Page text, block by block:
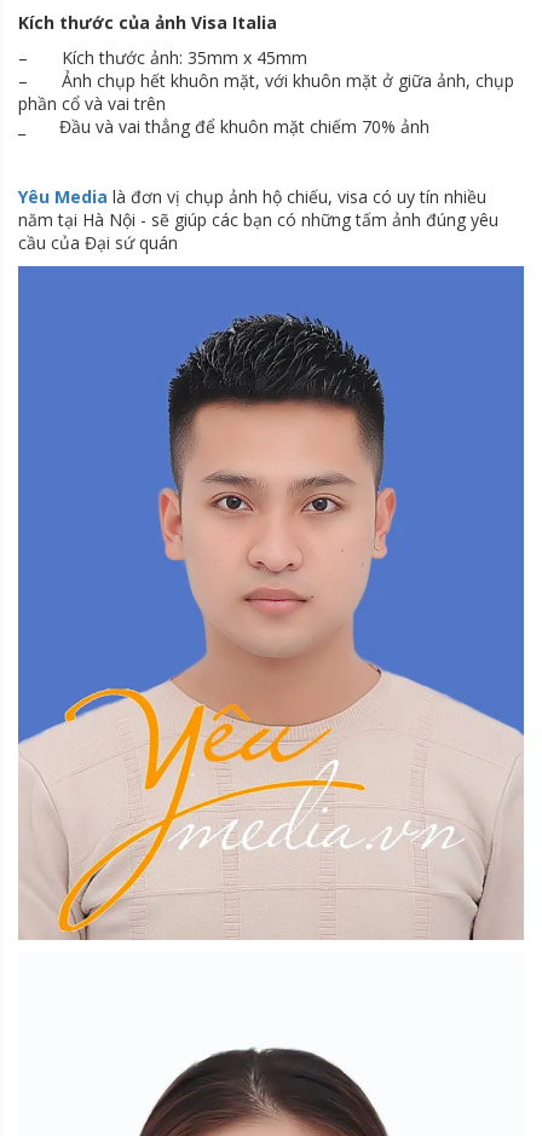
Kích thước của ảnh Visa Italia
– Kích thước ảnh: 35mm x 45mm
– Ảnh chụp hết khuôn mặt, với khuôn mặt ở giữa ảnh, chụp
phần cổ và vai trên
_ Đầu và vai thẳng để khuôn mặt chiếm 70% ảnh
Yêu Media là đơn vị chụp ảnh hộ chiếu, visa có uy tín nhiều
năm tại Hà Nội - sẽ giúp các bạn có những tấm ảnh đúng yêu
cầu của Đại sứ quán